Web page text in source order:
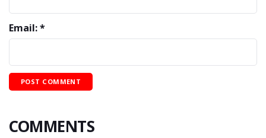
Email: *
COMMENTS